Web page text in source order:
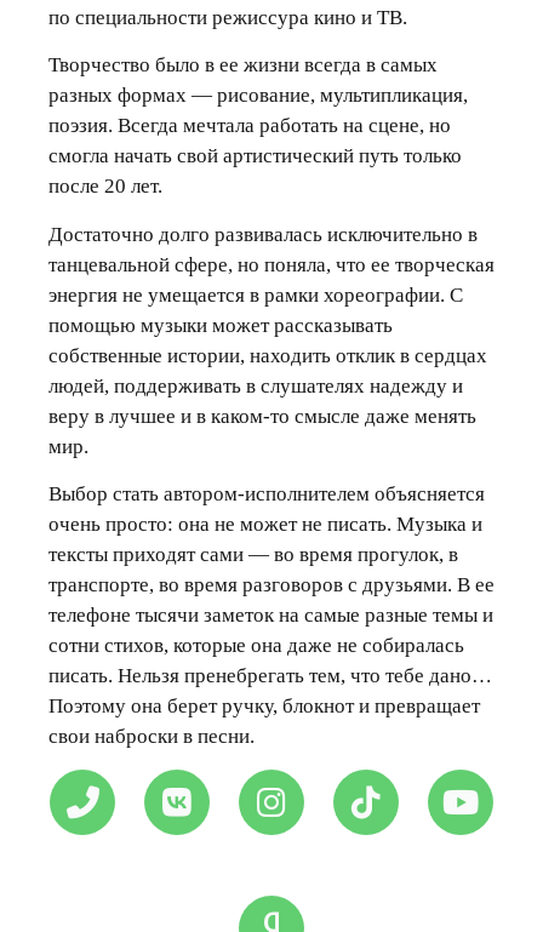
по специальности режиссура кино и ТВ.
Творчество было в ее жизни всегда в самых
разных формах — рисование, мультипликация,
поэзия. Всегда мечтала работать на сцене, но
смогла начать свой артистический путь только
после 20 лет.
Достаточно долго развивалась исключительно в
танцевальной сфере, но поняла, что ее творческая
энергия не умещается в рамки хореографии. С
помощью музыки может рассказывать
собственные истории, находить отклик в сердцах
людей, поддерживать в слушателях надежду и
веру в лучшее и в каком-то смысле даже менять
мир.
Выбор стать автором-исполнителем объясняется
очень просто: она не может не писать. Музыка и
тексты приходят сами — во время прогулок, в
транспорте, во время разговоров с друзьями. В ее
телефоне тысячи заметок на самые разные темы и
сотни стихов, которые она даже не собиралась
писать. Нельзя пренебрегать тем, что тебе дано…
Поэтому она берет ручку, блокнот и превращает
свои наброски в песни.